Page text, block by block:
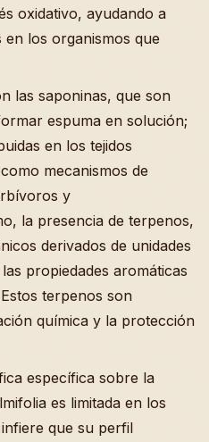
oxidativo, ayudando a
los organismos que
las saponinas, que son
espuma en solución;
en los tejidos
mecanismos de
y
la presencia de terpenos,
derivados de unidades
propiedades aromáticas
terpenos son
química y la protección
específica sobre la
es limitada en los
que su perfil